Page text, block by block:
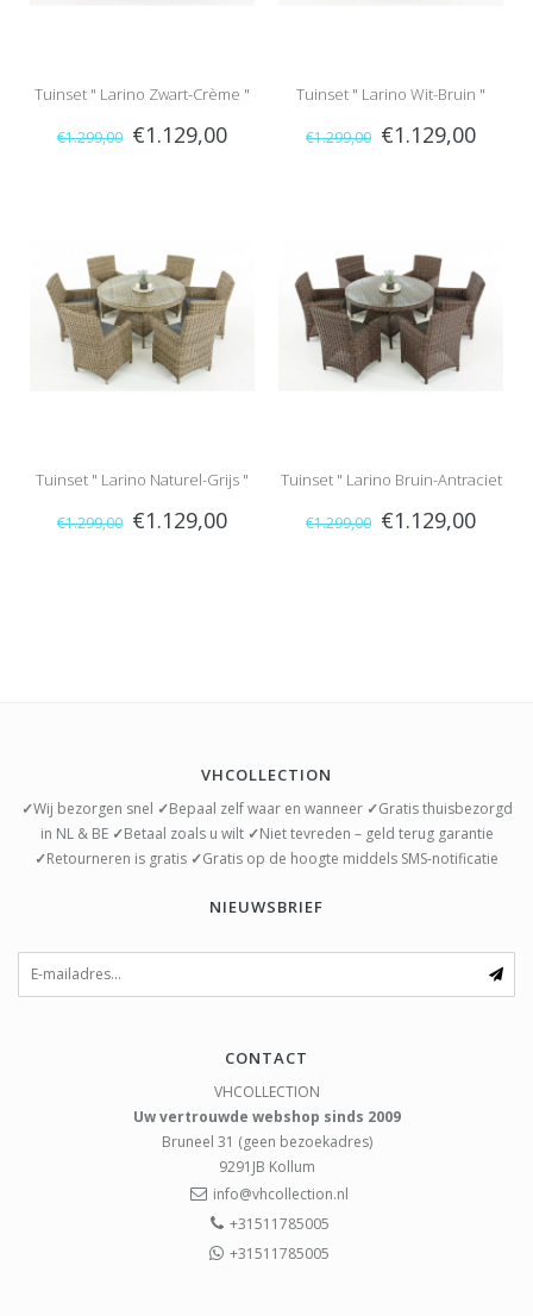
Tuinset " Larino Zwart-Crème "
€1.299,00 €1.129,00
Tuinset " Larino Wit-Bruin "
€1.299,00 €1.129,00
Tuinset " Larino Naturel-Grijs "
€1.299,00 €1.129,00
Tuinset " Larino Bruin-Antraciet
"
€1.299,00 €1.129,00
VHCOLLECTION
✓Wij bezorgen snel ✓Bepaal zelf waar en wanneer ✓Gratis thuisbezorgd
in NL & BE ✓Betaal zoals u wilt ✓Niet tevreden – geld terug garantie
✓Retourneren is gratis ✓Gratis op de hoogte middels SMS-notificatie
NIEUWSBRIEF
CONTACT
VHCOLLECTION
Uw vertrouwde webshop sinds 2009
Bruneel 31 (geen bezoekadres)
9291JB Kollum
info@vhcollection.nl
+31511785005
+31511785005